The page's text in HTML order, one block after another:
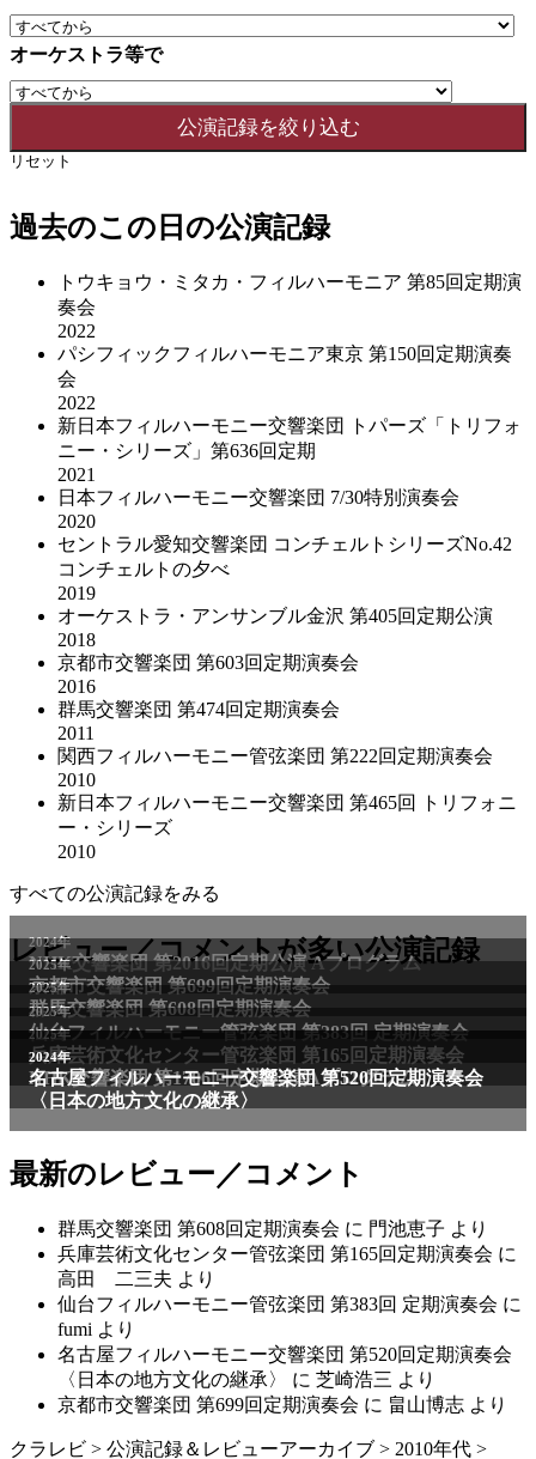
オーケストラ等で
リセット
過去のこの日の公演記録
トウキョウ・ミタカ・フィルハーモニア 第85回定期演
奏会
2022
パシフィックフィルハーモニア東京 第150回定期演奏
会
2022
新日本フィルハーモニー交響楽団 トパーズ「トリフォ
ニー・シリーズ」第636回定期
2021
日本フィルハーモニー交響楽団 7/30特別演奏会
2020
セントラル愛知交響楽団 コンチェルトシリーズNo.42
コンチェルトの夕べ
2019
オーケストラ・アンサンブル金沢 第405回定期公演
2018
京都市交響楽団 第603回定期演奏会
2016
群馬交響楽団 第474回定期演奏会
2011
関西フィルハーモニー管弦楽団 第222回定期演奏会
2010
新日本フィルハーモニー交響楽団 第465回 トリフォニ
ー・シリーズ
2010
すべての公演記録をみる
レビュー／コメントが多い公演記録
2024年
NHK交響楽団 第2016回定期公演 Aプログラム
2025年
京都市交響楽団 第699回定期演奏会
2025年
群馬交響楽団 第608回定期演奏会
2025年
仙台フィルハーモニー管弦楽団 第383回 定期演奏会
2025年
兵庫芸術文化センター管弦楽団 第165回定期演奏会
2011年
NHK交響楽団 第1706回定期公演Aプログラム
2024年
名古屋フィルハーモニー交響楽団 第520回定期演奏会
〈日本の地方文化の継承〉
最新のレビュー／コメント
群馬交響楽団 第608回定期演奏会 に 門池恵子 より
兵庫芸術文化センター管弦楽団 第165回定期演奏会 に
高田 二三夫 より
仙台フィルハーモニー管弦楽団 第383回 定期演奏会 に
fumi より
名古屋フィルハーモニー交響楽団 第520回定期演奏会
〈日本の地方文化の継承〉
に 芝崎浩三 より
京都市交響楽団 第699回定期演奏会 に 畠山博志 より
クラレビ > 公演記録＆レビューアーカイブ > 2010年代 >